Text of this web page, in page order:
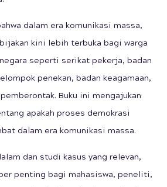
dalam era komunikasi massa,
kini lebih terbuka bagi warga
seperti serikat pekerja, badan
penekan, badan keagamaan,
Buku ini mengajukan
apakah proses demokrasi
dalam era komunikasi massa.
dan studi kasus yang relevan,
penting bagi mahasiswa, peneliti,